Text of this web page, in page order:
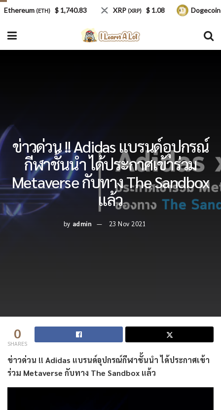
ข่าวด่วน !! Adidas แบรนด์อุปกรณ์
กีฬาชั้นนำ ได้ประกาศเข้าร่วม
Metaverse กับทาง The Sandbox
แล้ว
by admin 23 Nov 2021
0
SHARES
ข่าวด่วน !! Adidas แบรนด์อุปกรณ์กีฬาชั้นนำ ได้ประกาศเข้า
ร่วม Metaverse กับทาง The Sandbox แล้ว
(ETH) $ 1,740.83 XRP(XRP) $ 1.08 Dogecoin